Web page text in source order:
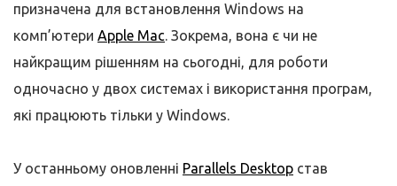
призначена для встановлення Windows на
комп’ютери Apple Mac. Зокрема, вона є чи не
найкращим рішенням на сьогодні, для роботи
одночасно у двох системах і використання програм,
які працюють тільки у Windows.
У останньому оновленні Parallels Desktop став